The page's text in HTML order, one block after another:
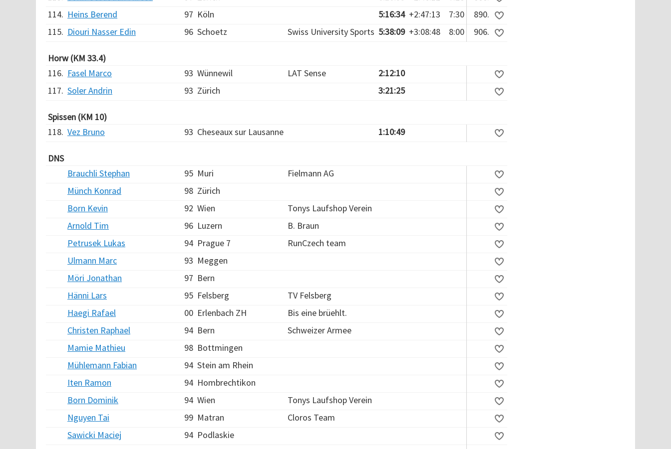
114. Heins Berend 97 Köln 5:16:34 +2:47:13 7:30
890.
115. Diouri Nasser Edin 96 Schoetz Swiss University Sports 5:38:09 +3:08:48 8:00 906.
Horw (KM 33.4)
116. Fasel Marco 93 Wünnewil LAT Sense
2:12:10
117. Soler Andrin 93 Zürich 3:21:25
Spissen (KM 10)
118. Vez Bruno 93 Cheseaux sur Lausanne 1:10:49
DNS
Brauchli Stephan
95 Muri
Fielmann AG
Münch Konrad
98 Zürich
Born Kevin
92 Wien
Tonys Laufshop Verein
Arnold Tim
96 Luzern
B. Braun
Petrusek Lukas
94 Prague 7
RunCzech team
Ulmann Marc
93 Meggen
Möri Jonathan
97 Bern
Hänni Lars
95 Felsberg
TV Felsberg
Haegi Rafael
00 Erlenbach ZH
Bis eine brüehlt.
Christen Raphael
94 Bern
Schweizer Armee
Mamie Mathieu
98 Bottmingen
Mühlemann Fabian
94 Stein am Rhein
Iten Ramon
94 Hombrechtikon
Born Dominik
94 Wien
Tonys Laufshop Verein
Nguyen Tai
99 Matran
Cloros Team
Sawicki Maciej
94 Podlaskie